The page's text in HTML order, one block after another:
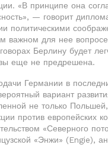
«В принципе она
— говорит
политическими
важном для нее
Берлину будет
еще не предрешена.
Германии в
вариант
не только
против европейских
«Северного
«Энжи» (Engie),